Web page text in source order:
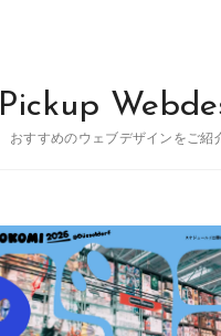
Pickup
おすすめのウェブデザインをご紹